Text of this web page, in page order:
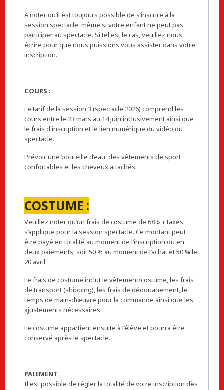
À noter qu’il est toujours possible de s’inscrire à la
session spectacle, même si votre enfant ne peut pas
participer au spectacle. Si tel est le cas, veuillez nous
écrire pour que nous puissions vous assister dans votre
inscription.
COURS :
Le tarif de la session 3 (spectacle 2026) comprend les
cours entre le 23 mars au 14 juin inclusivement ainsi que
le frais d'inscription et le lien numérique du vidéo du
spectacle.
Prévoir une bouteille d’eau, des vêtements de sport
confortables et les cheveux attachés.
COSTUME :
Veuillez noter qu’un frais de costume de 68 $ + taxes
s’applique pour la session spectacle. Ce montant peut
être payé en totalité au moment de l’inscription ou en
deux paiements, soit 50 % au moment de l’achat et 50 % le
20 avril.
Le frais de costume inclut le vêtement/costume, les frais
de transport (shipping), les frais de dédouanement, le
temps de main-d’œuvre pour la commande ainsi que les
ajustements nécessaires.
Le costume appartient ensuite à l’élève et pourra être
conservé après le spectacle.
PAIEMENT :
Il est possible de régler la totalité de votre inscription dès